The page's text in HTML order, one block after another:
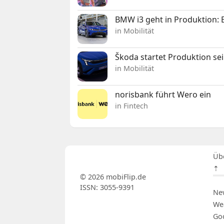
BMW i3 geht in Produktion:
in Mobilität
Škoda startet Produktion
in Mobilität
norisbank führt Wero ein
in Fintech
⇡
© 2026 mobiFlip.de
ISSN: 3055-9391